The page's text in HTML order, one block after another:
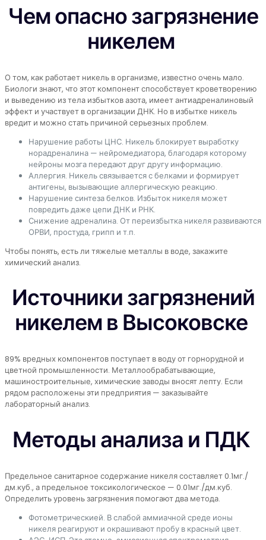
Чем опасно загрязнение
никелем
О том, как работает никель в организме, известно очень мало.
Биологи знают, что этот компонент способствует кроветворению
и выведению из тела избытков азота, имеет антиадреналиновый
эффект и участвует в организации ДНК. Но в избытке никель
вредит и можно стать причиной серьезных проблем.
Нарушение работы ЦНС. Никель блокирует выработку
норадреналина — нейромедиатора, благодаря которому
нейроны мозга передают друг другу информацию.
Аллергия. Никель связывается с белками и формирует
антигены, вызывающие аллергическую реакцию.
Нарушение синтеза белков. Избыток никеля может
повредить даже цепи ДНК и РНК.
Снижение адреналина. От переизбытка никеля развиваются
ОРВИ, простуда, грипп и т.п.
Чтобы понять, есть ли тяжелые металлы в воде, закажите
химический анализ.
Источники загрязнений
никелем в Высоковске
89% вредных компонентов поступает в воду от горнорудной и
цветной промышленности. Металлообрабатывающие,
машиностроительные, химические заводы вносят лепту. Если
рядом расположены эти предприятия — заказывайте
лабораторный анализ.
Методы анализа и ПДК
Предельное санитарное содержание никеля составляет 0.1мг./
дм.куб., а предельное токсикологическое — 0.01мг./дм.куб.
Определить уровень загрязнения помогают два метода.
Фотометрическией. В слабой аммиачной среде ионы
никеля реагируют и окрашивают пробу в красный цвет.